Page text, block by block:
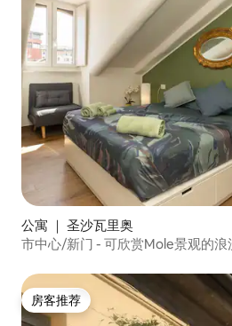
公寓 ｜ 圣沙瓦里奥
市中心/新门 - 可欣赏Mole景观的浪
房客推荐
房客推荐